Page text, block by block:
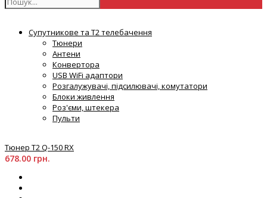
Супутникове та T2 телебачення
Тюнери
Антени
Конвертора
USB WiFi адаптори
Розгалужувачі, підсилювачі, комутатори
Блоки живлення
Роз'єми, штекера
Пульти
Тюнер T2 Q-150 RX
678.00 грн.